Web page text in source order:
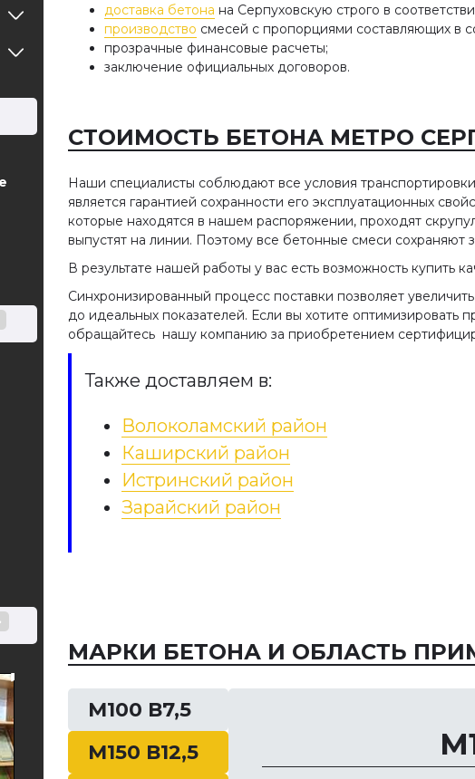
Иногда строительство
приходится осуществлять на
территории, где устойчивость
конструкции является
сомнительной. В этом случае
здание …
тяжелые и
мелкозернистые.
Технические условия
Настоящий стандарт
доставка бетона на Серпуховскую строго в
производство смесей с пропорциями составляющих в
прозрачные финансовые расчеты;
заключение официальных договоров.
СТОИМОСТЬ БЕТОНА МЕТРО
Наши специалисты соблюдают все условия
является гарантией сохранности его эксплуатационных
которые находятся в нашем распоряжении, проходят
выпустят на линии. Поэтому все бетонные смеси сохраняют
В результате нашей работы у вас есть возможность купить
Синхронизированный процесс поставки позволяет
до идеальных показателей. Если вы хотите оптимизировать
обращайтесь нашу компанию за приобретением
Также доставляем в:
Волоколамский район
Каширский район
Истринский район
Зарайский район
МАРКИ БЕТОНА И ОБЛАСТЬ
М100 В7,5
М150 В12,5